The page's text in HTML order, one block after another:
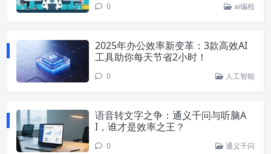
0 ai编程
2025年办公效率新变革：3款高效AI
工具助你每天节省2小时！
0 人工智能
语音转文字之争：通义千问与听脑A
I，谁才是效率之王？
0 通义千问